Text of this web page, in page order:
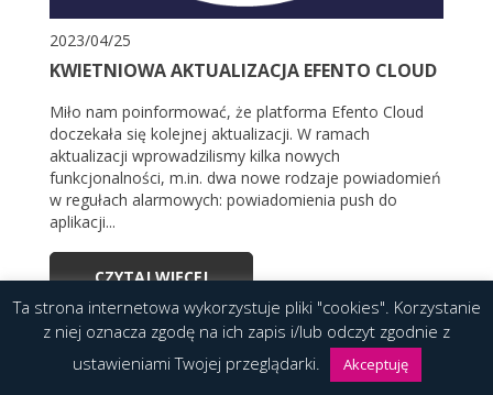
2023/04/25
KWIETNIOWA AKTUALIZACJA EFENTO CLOUD
Miło nam poinformować, że platforma Efento Cloud
doczekała się kolejnej aktualizacji. W ramach
aktualizacji wprowadzilismy kilka nowych
funkcjonalności, m.in. dwa nowe rodzaje powiadomień
w regułach alarmowych: powiadomienia push do
aplikacji...
CZYTAJ WIĘCEJ
Ta strona internetowa wykorzystuje pliki "cookies". Korzystanie
z niej oznacza zgodę na ich zapis i/lub odczyt zgodnie z
ustawieniami Twojej przeglądarki.
Akceptuję